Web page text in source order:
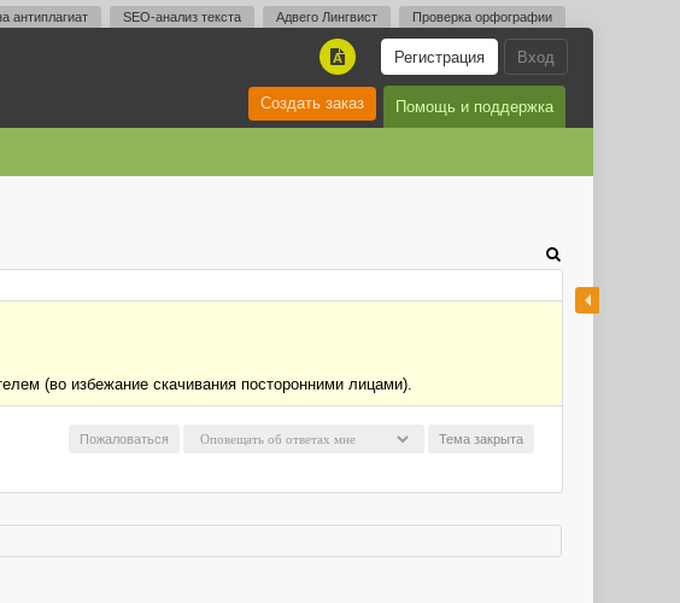
антиплагиат SEO-анализ текста Адвего Лингвист Проверка орфографии
Вход
Регистрация
A
Помощь и поддержка
Создать заказ
(во избежание скачивания посторонними лицами).
Тема закрыта
Пожаловаться